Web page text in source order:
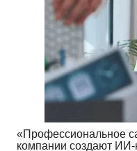
«Профессиональное
компании создают ИИ-